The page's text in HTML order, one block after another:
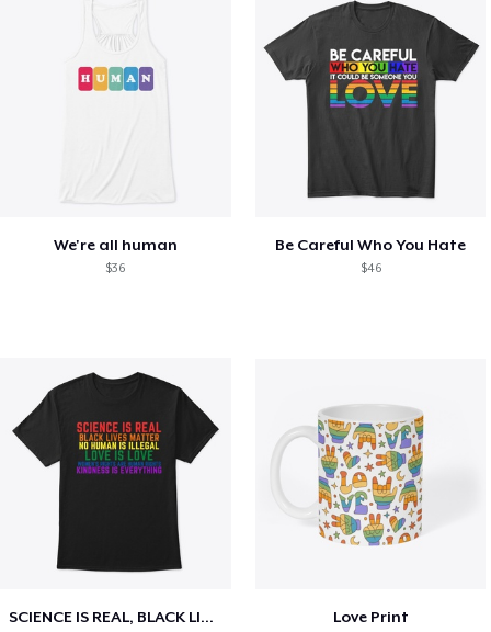
We're all human
$36
Be Careful Who You Hate
$46
SCIENCE IS REAL, BLACK LIVES MATTER Love Print